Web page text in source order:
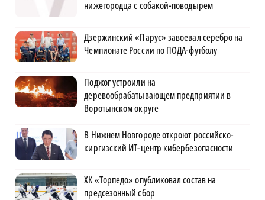
нижегородца с собакой-поводырем
Дзержинский «Парус» завоевал серебро на
Чемпионате России по ПОДА-футболу
Поджог устроили на
деревообрабатывающем предприятии в
Воротынском округе
В Нижнем Новгороде откроют российско-
киргизский ИТ-центр кибербезопасности
ХК «Торпедо» опубликовал состав на
предсезонный сбор